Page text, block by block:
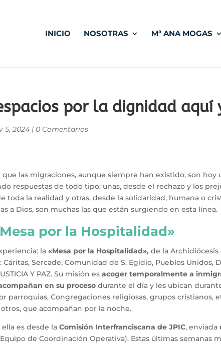
INICIO NOSOTRAS Mª ANA MOGAS
por la dignidad aquí
5, 2024 |0 Comentarios
las migraciones, aunque siempre han existido, son hoy
respuestas de todo tipo: unas, desde el rechazo y los
toda la realidad y otras, desde la solidaridad, humana o
a Dios, son muchas las que están surgiendo en esta línea.
por la Hospitalidad»
la«Mesa por la Hospitalidad», de la
Sercade, Comunidad de S. Egidio, Pueblos Unidos,
Y PAZ. Su misión esacoger temporalmente a
en su proceso durante el día y les ubican
parroquias, Congregaciones religiosas, grupos cristianos,
que acompañan por la noche.
es desde laComisión Interfranciscana de JPIC, enviada
de Coordinación Operativa). Estas últimas semanas